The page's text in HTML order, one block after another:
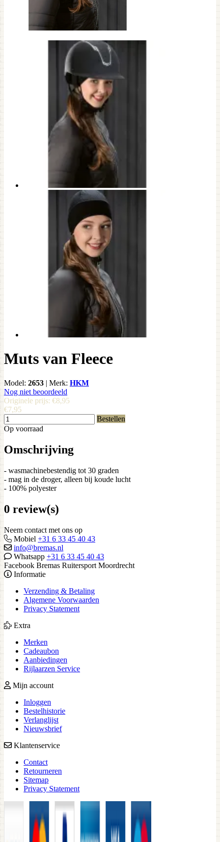
Muts van Fleece
Model: 2653 | Merk: HKM
Nog niet beoordeeld
Originele prijs: €8,95
€7,95
Bestellen
Op voorraad
Omschrijving
- wasmachinebestendig tot 30 graden
- mag in de droger, alleen bij koude lucht
- 100% polyester
0 review(s)
Neem contact met ons op
Mobiel +31 6 33 45 40 43
info@bremas.nl
Whatsapp +31 6 33 45 40 43
Facebook Bremas Ruitersport Moordrecht
Informatie
Verzending & Betaling
Algemene Voorwaarden
Privacy Statement
Extra
Merken
Cadeaubon
Aanbiedingen
Rijlaarzen Service
Mijn account
Inloggen
Bestelhistorie
Verlanglijst
Nieuwsbrief
Klantenservice
Contact
Retourneren
Sitemap
Privacy Statement